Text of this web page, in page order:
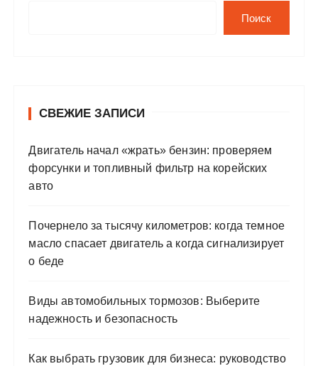
Поиск
СВЕЖИЕ ЗАПИСИ
Двигатель начал «жрать» бензин: проверяем
форсунки и топливный фильтр на корейских
авто
Почернело за тысячу километров: когда темное
масло спасает двигатель а когда сигнализирует
о беде
Виды автомобильных тормозов: Выберите
надежность и безопасность
Как выбрать грузовик для бизнеса: руководство